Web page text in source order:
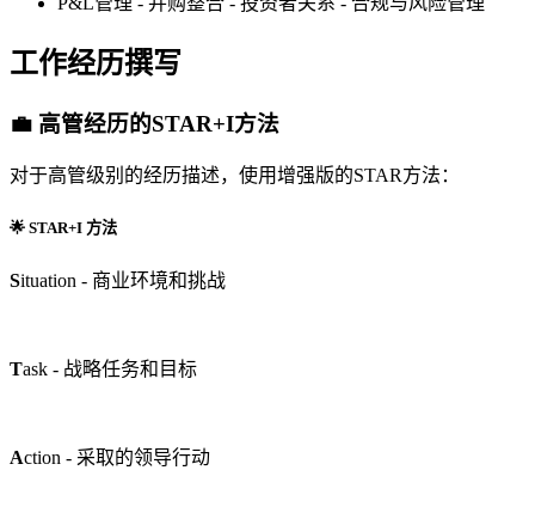
工作经历撰写
💼 高管经历的STAR+I方法
对于高管级别的经历描述，使用增强版的STAR方法：
🌟 STAR+I 方法
Situation - 商业环境和挑战
Task - 战略任务和目标
Action - 采取的领导行动